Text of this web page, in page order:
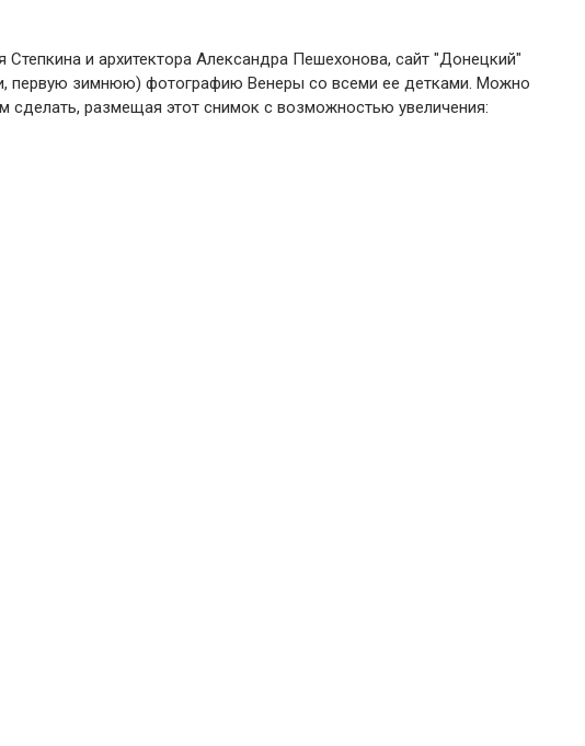
и архитектора Александра Пешехонова, сайт "Донецкий"
первую зимнюю) фотографию Венеры со всеми ее детками. Можно
сделать, размещая этот снимок с возможностью увеличения: